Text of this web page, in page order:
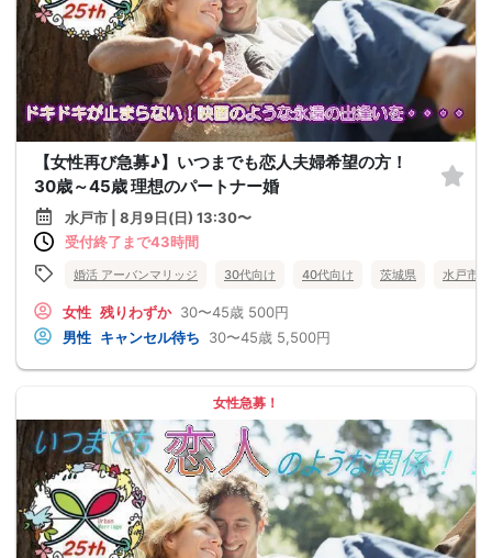
【女性再び急募♪】いつまでも恋人夫婦希望の方！
30歳～45歳 理想のパートナー婚
水戸市 | 8月9日(日) 13:30〜
受付終了まで43時間
婚活 アーバンマリッジ 30代向け 40代向け 茨城県 水戸市
女性 残りわずか 30〜45歳 500円
男性 キャンセル待ち 30〜45歳 5,500円
女性急募！